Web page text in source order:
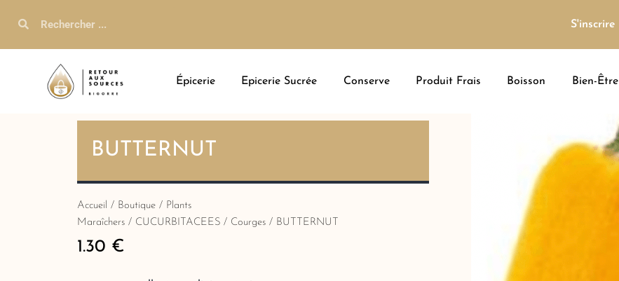
S'inscrire
Épicerie Epicerie Sucrée Conserve Produit Frais Boisson Bien-Être
BUTTERNUT
Accueil / Boutique / Plants
Maraîchers / CUCURBITACEES / Courges / BUTTERNUT
1.30 €